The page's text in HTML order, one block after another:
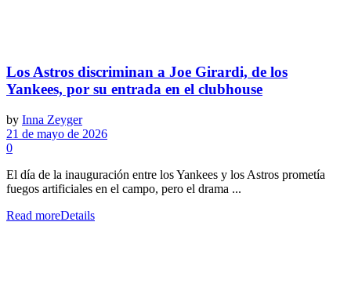
Los Astros discriminan a Joe Girardi, de los
Yankees, por su entrada en el clubhouse
by Inna Zeyger
21 de mayo de 2026
0
El día de la inauguración entre los Yankees y los Astros prometía
fuegos artificiales en el campo, pero el drama ...
Read moreDetails